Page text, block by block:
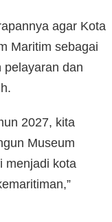
agar Kota
Maritim sebagai
pelayaran dan
2027, kita
Museum
menjadi kota